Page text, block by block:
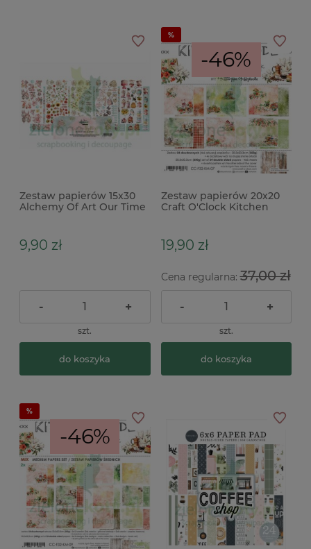
Zestaw papierów 15x30
Alchemy Of Art Our Time
9,90 zł
- +
szt.
do koszyka
-46%
Zestaw papierów 20x20
Craft O'Clock Kitchen
19,90 zł
Cena regularna:37,00 zł
- +
szt.
do koszyka
-46%